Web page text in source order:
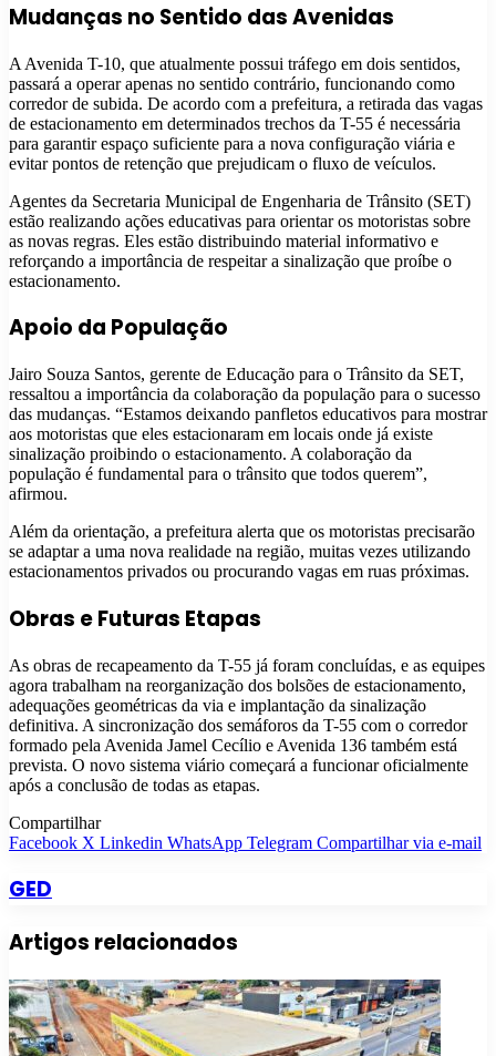
Mudanças no Sentido das Avenidas
A Avenida T-10, que atualmente possui tráfego em dois sentidos,
passará a operar apenas no sentido contrário, funcionando como
corredor de subida. De acordo com a prefeitura, a retirada das vagas
de estacionamento em determinados trechos da T-55 é necessária
para garantir espaço suficiente para a nova configuração viária e
evitar pontos de retenção que prejudicam o fluxo de veículos.
Agentes da Secretaria Municipal de Engenharia de Trânsito (SET)
estão realizando ações educativas para orientar os motoristas sobre
as novas regras. Eles estão distribuindo material informativo e
reforçando a importância de respeitar a sinalização que proíbe o
estacionamento.
Apoio da População
Jairo Souza Santos, gerente de Educação para o Trânsito da SET,
ressaltou a importância da colaboração da população para o sucesso
das mudanças. “Estamos deixando panfletos educativos para mostrar
aos motoristas que eles estacionaram em locais onde já existe
sinalização proibindo o estacionamento. A colaboração da
população é fundamental para o trânsito que todos querem”,
afirmou.
Além da orientação, a prefeitura alerta que os motoristas precisarão
se adaptar a uma nova realidade na região, muitas vezes utilizando
estacionamentos privados ou procurando vagas em ruas próximas.
Obras e Futuras Etapas
As obras de recapeamento da T-55 já foram concluídas, e as equipes
agora trabalham na reorganização dos bolsões de estacionamento,
adequações geométricas da via e implantação da sinalização
definitiva. A sincronização dos semáforos da T-55 com o corredor
formado pela Avenida Jamel Cecílio e Avenida 136 também está
prevista. O novo sistema viário começará a funcionar oficialmente
após a conclusão de todas as etapas.
Compartilhar
Facebook X Linkedin WhatsApp Telegram Compartilhar via e-mail
GED
Artigos relacionados